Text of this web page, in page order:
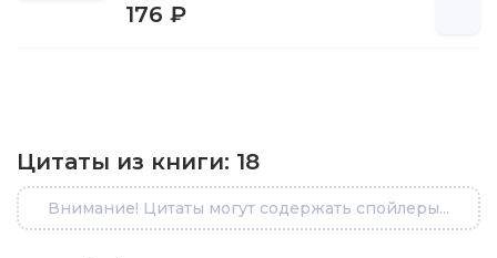
176 ₽
Цитаты из книги: 18
Внимание! Цитаты могут содержать спойлеры...